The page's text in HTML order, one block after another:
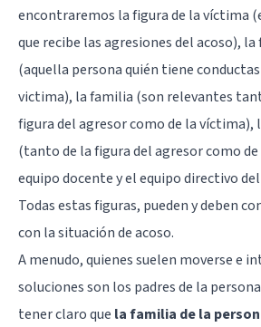
encontraremos la figura de la víctima
que recibe las agresiones del acoso),
(aquella persona quién tiene
victima), la familia (son relevantes
figura del agresor como de la víctima),
(tanto de la figura del agresor como
equipo docente y el equipo directivo
Todas estas figuras, pueden y deben
con la situación de acoso.
A menudo, quienes suelen moverse e
soluciones son los padres de la
tener claro que la familia de la